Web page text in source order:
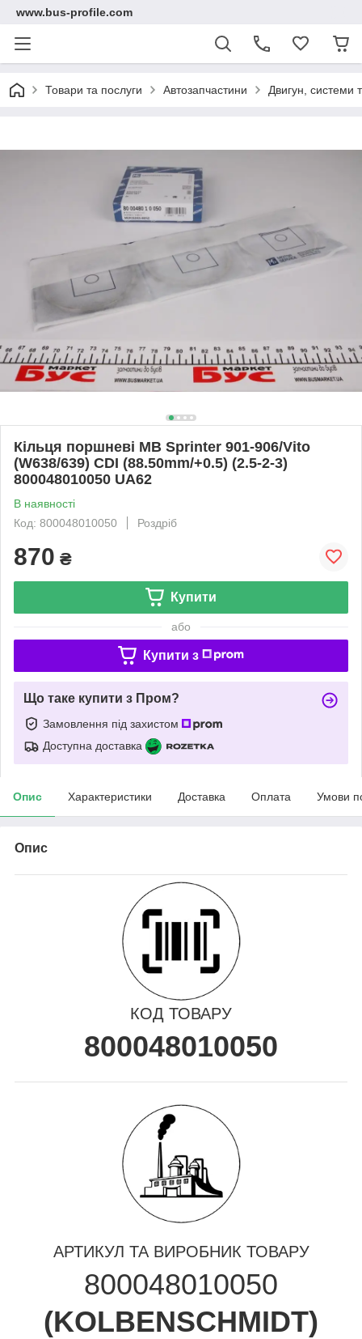
www.bus-profile.com
Товари та послуги Автозапчастини Двигун, системи
Кільця поршневі MB Sprinter 901-906/Vito
(W638/639) CDI (88.50mm/+0.5) (2.5-2-3)
800048010050 UA62
В наявності
Код: 800048010050
Роздріб
870 ₴
Купити
або
Купити з
Що таке купити з Пром?
Замовлення під захистом
Доступна доставка
Опис Характеристики Доставка Оплата Умови
Опис
КОД ТОВАРУ
800048010050
АРТИКУЛ ТА ВИРОБНИК ТОВАРУ
800048010050
(KOLBENSCHMIDT)